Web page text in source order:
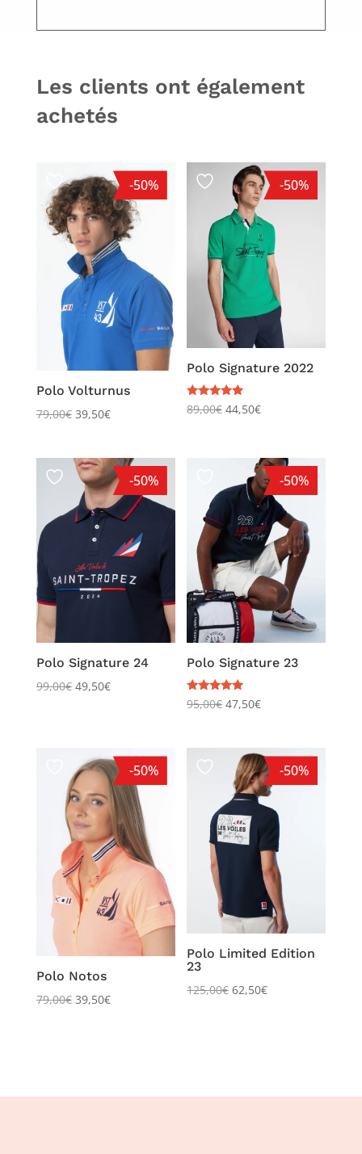
Les clients ont également
achetés
-50%
Polo Volturnus
79,00€ 39,50€
-50%
Polo Signature 2022
Note
5.00
89,00€ 44,50€
-50%
Polo Signature 24
99,00€ 49,50€
-50%
Polo Signature 23
Note
5.00
95,00€ 47,50€
-50%
Polo Notos
79,00€ 39,50€
-50%
Polo Limited Edition
23
125,00€ 62,50€